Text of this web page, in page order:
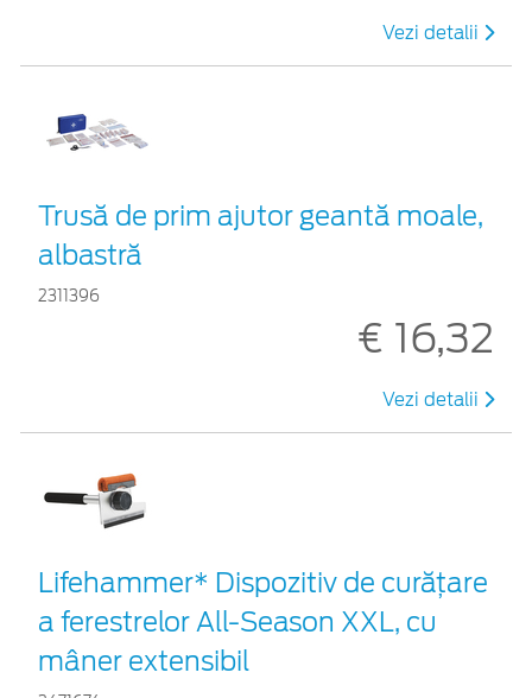
Vezi detalii
Trusă de prim ajutor geantă moale,
albastră
2311396
€ 16,32
Vezi detalii
Lifehammer* Dispozitiv de curățare
a ferestrelor All-Season XXL, cu
mâner extensibil